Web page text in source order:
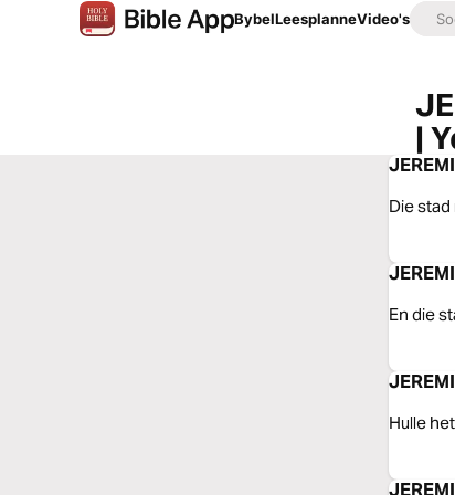
BybelLeesplanneVideo's
|
Die
En die
Hulle